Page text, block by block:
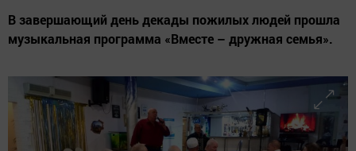
В завершающий день декады пожилых людей прошла
музыкальная программа «Вместе – дружная семья».